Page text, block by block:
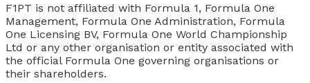
F1PT is not affiliated with Formula 1, Formula One
Management, Formula One Administration, Formula
One Licensing BV, Formula One World Championship
Ltd or any other organisation or entity associated with
the official Formula One governing organisations or
their shareholders.